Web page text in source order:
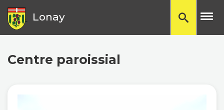
Lonay
Centre paroissial